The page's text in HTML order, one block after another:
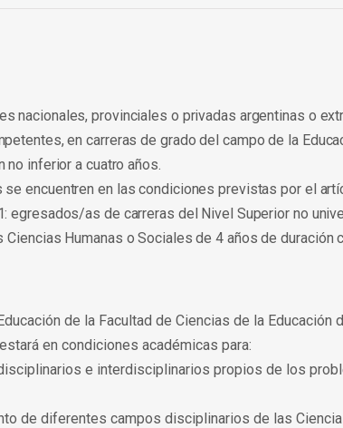
nacionales, provinciales o privadas argentinas o
en carreras de grado del campo de la
no inferior a cuatro años.
encuentren en las condiciones previstas por el
egresados/as de carreras del Nivel Superior no
Humanas o Sociales de 4 años de duración
de la Facultad de Ciencias de la Educación
en condiciones académicas para:
e interdisciplinarios propios de los
de diferentes campos disciplinarios de las